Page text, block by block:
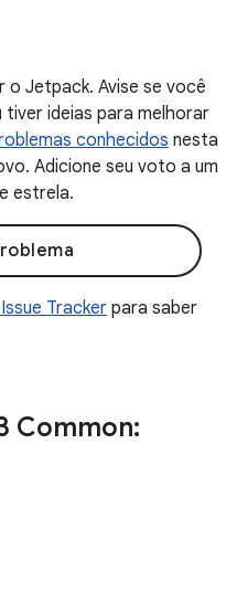
o Jetpack. Avise se você
ideias para melhorar
conhecidos nesta
Adicione seu voto a um
estrela.
Trackerpara saber
Common: